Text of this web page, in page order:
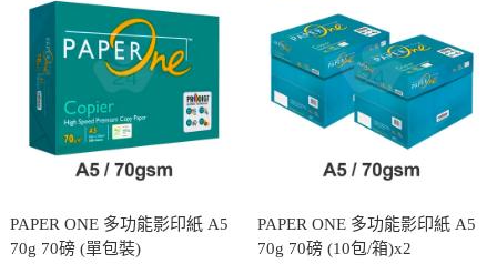
PAPER ONE 多功能影印紙 A5
70g 70磅 (單包裝)
PAPER ONE 多功能影印紙 A5
70g 70磅 (10包/箱)x2